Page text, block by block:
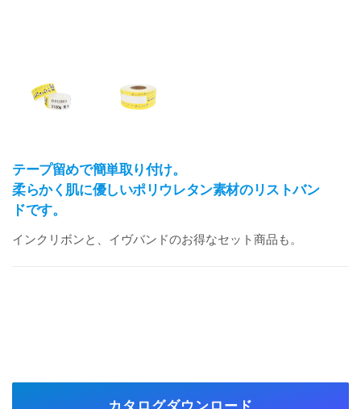
テープ留めで簡単取り付け。
柔らかく肌に優しいポリウレタン素材のリストバン
ドです。
インクリボンと、イヴバンドのお得なセット商品も。
カタログダウンロード